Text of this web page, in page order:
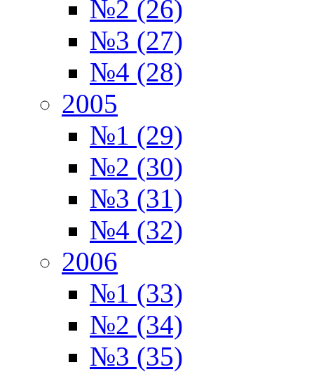
№2 (26)
№3 (27)
№4 (28)
2005
№1 (29)
№2 (30)
№3 (31)
№4 (32)
2006
№1 (33)
№2 (34)
№3 (35)